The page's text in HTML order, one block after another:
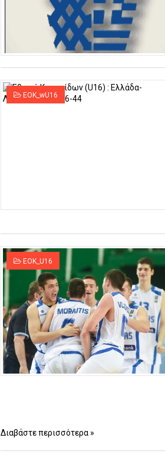
EOK_wU16
EOK_U16
Διαβάστε περισσότερα »